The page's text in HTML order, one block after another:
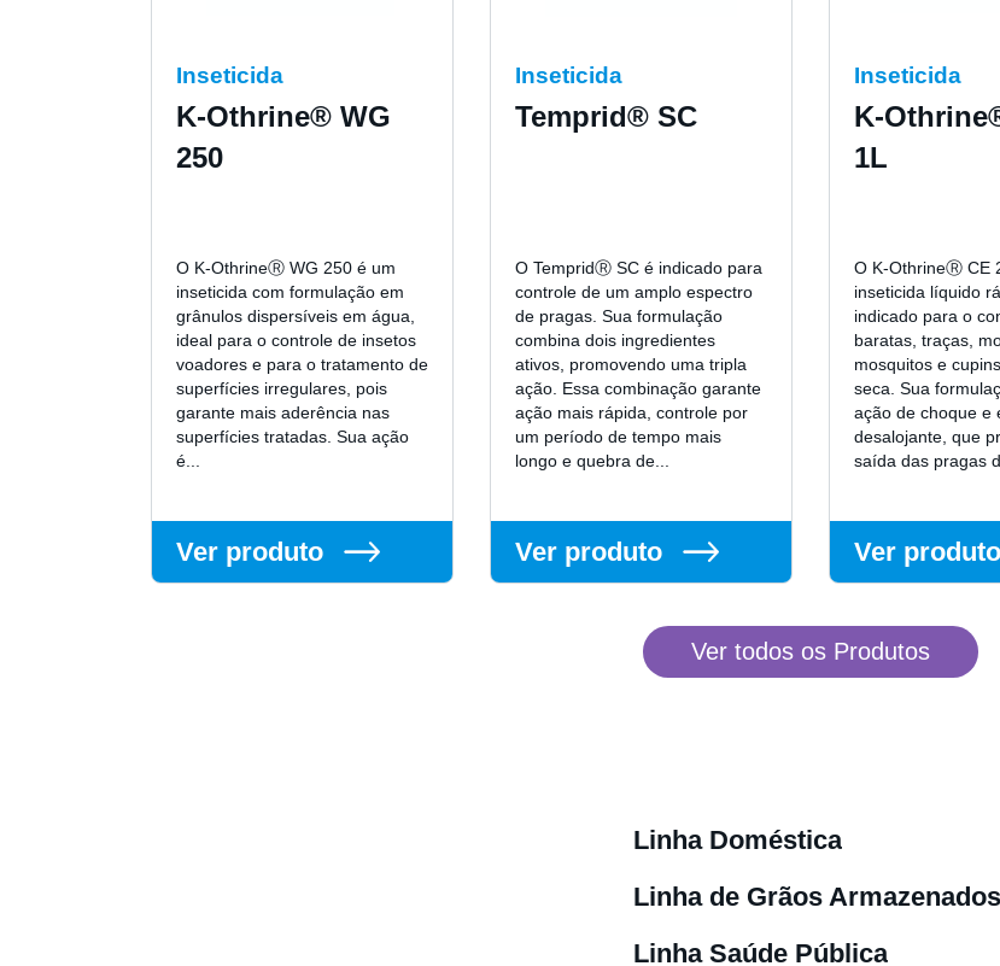
Inseticida
K-Othrine® WG
250
O K-OthrineⓇ WG 250 é um
inseticida com formulação em
grânulos dispersíveis em água,
ideal para o controle de insetos
voadores e para o tratamento de
superfícies irregulares, pois
garante mais aderência nas
superfícies tratadas. Sua ação
é...
Ver produto
Inseticida
Temprid® SC
O TempridⓇ SC é indicado para
controle de um amplo espectro
de pragas. Sua formulação
combina dois ingredientes
ativos, promovendo uma tripla
ação. Essa combinação garante
ação mais rápida, controle por
um período de tempo mais
longo e quebra de...
Ver produto
Inseticida
K-
1L
O K-OthrineⓇ CE
inseticida líquido
indicado para o
baratas, traças,
mosquitos e
seca. Sua
ação de choque e
desalojante, que
saída das pragas
Ver produto
Ver todos os Produtos
Linha Doméstica
Linha de Grãos Armazenados
Linha Saúde Pública